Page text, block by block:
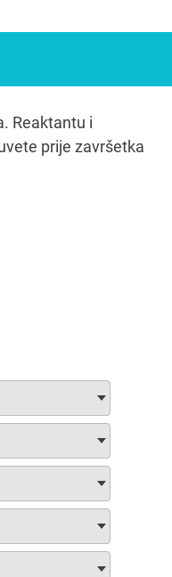
Reaktantu i
prije završetka